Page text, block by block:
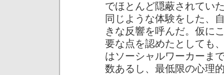
でほとんど隠蔽されてい
同じような体験をした、
きな反響を呼んだ。仮に
要な点を認めたとしても
はソーシャルワーカーま
数あるし、最低限の心理